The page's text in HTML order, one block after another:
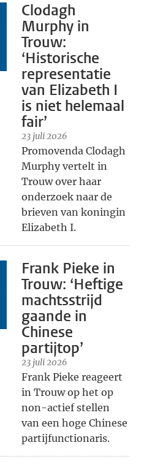
Clodagh
Murphy in
Trouw:
‘Historische
representatie
van Elizabeth I
is niet helemaal
fair’
23 juli 2026
Promovenda Clodagh
Murphy vertelt in
Trouw over haar
onderzoek naar de
brieven van koningin
Elizabeth I.
Frank Pieke in
Trouw: ‘Heftige
machtsstrijd
gaande in
Chinese
partijtop’
23 juli 2026
Frank Pieke reageert
in Trouw op het op
non-actief stellen
van een hoge Chinese
partijfunctionaris.